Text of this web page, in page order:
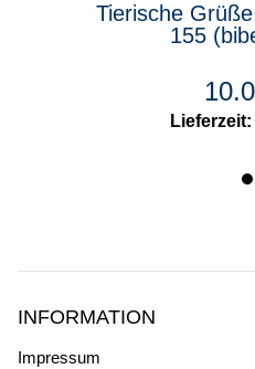
Tierische
155
Lieferzeit:
INFORMATION
Impressum